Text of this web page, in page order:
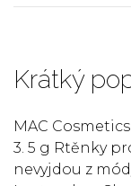
Krátký
MAC
3. 5 g Rtěnky
nevyjdou z